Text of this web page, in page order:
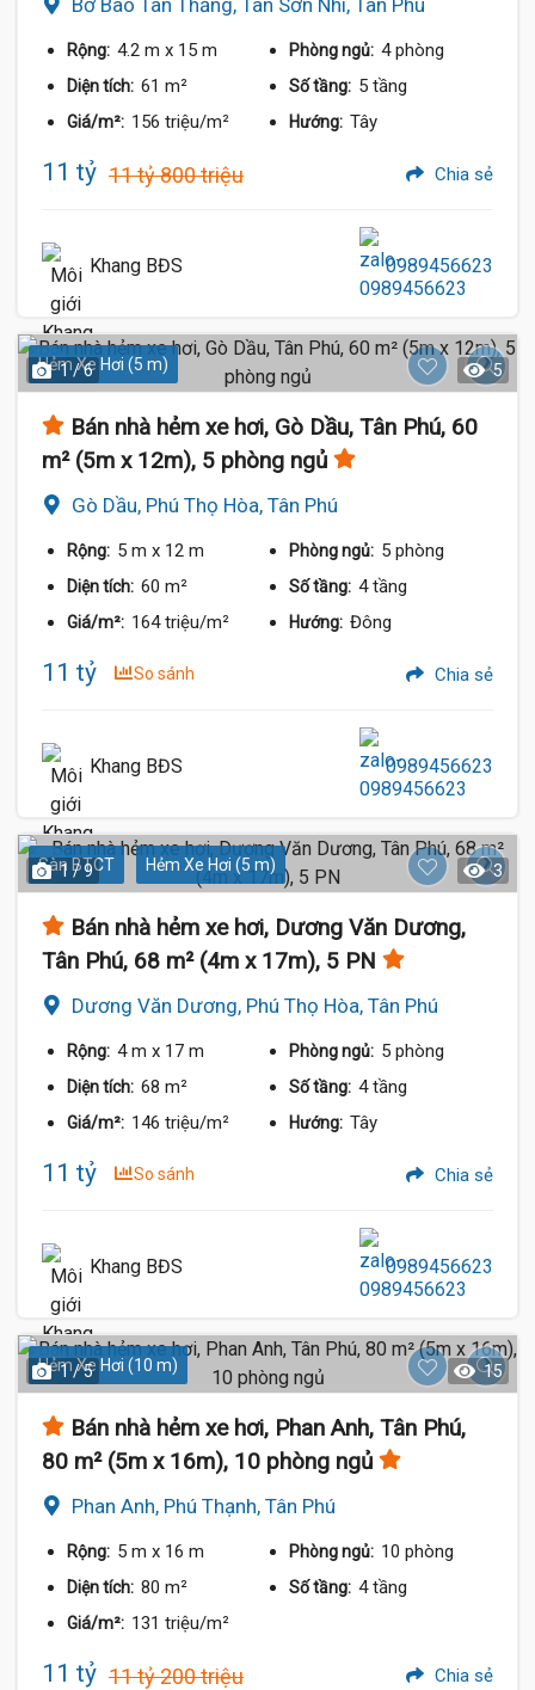
Bờ Bao Tân Thắng, Tân Sơn Nhì, Tân Phú
Rộng: 4.2 m x 15 m Phòng ngủ: 4 phòng
Diện tích: 61 m² Số tầng: 5 tầng
Giá/m²: 156 triệu/m² Hướng: Tây
11 tỷ 11 tỷ 800 triệu Chia sẻ
Khang BĐS 0989456623
Hẻm Xe Hơi (5 m)
1 / 6 5
Bán nhà hẻm xe hơi, Gò Dầu, Tân Phú, 60
m² (5m x 12m), 5 phòng ngủ
Gò Dầu, Phú Thọ Hòa, Tân Phú
Rộng: 5 m x 12 m Phòng ngủ: 5 phòng
Diện tích: 60 m² Số tầng: 4 tầng
Giá/m²: 164 triệu/m² Hướng: Đông
11 tỷ So sánh Chia sẻ
Khang BĐS 0989456623
Sàn BTCT Hẻm Xe Hơi (5 m)
1 / 9 3
Bán nhà hẻm xe hơi, Dương Văn Dương,
Tân Phú, 68 m² (4m x 17m), 5 PN
Dương Văn Dương, Phú Thọ Hòa, Tân Phú
Rộng: 4 m x 17 m Phòng ngủ: 5 phòng
Diện tích: 68 m² Số tầng: 4 tầng
Giá/m²: 146 triệu/m² Hướng: Tây
11 tỷ So sánh Chia sẻ
Khang BĐS 0989456623
Hẻm Xe Hơi (10 m)
1 / 5 15
Bán nhà hẻm xe hơi, Phan Anh, Tân Phú,
80 m² (5m x 16m), 10 phòng ngủ
Phan Anh, Phú Thạnh, Tân Phú
Rộng: 5 m x 16 m Phòng ngủ: 10 phòng
Diện tích: 80 m² Số tầng: 4 tầng
Giá/m²: 131 triệu/m²
11 tỷ 11 tỷ 200 triệu Chia sẻ